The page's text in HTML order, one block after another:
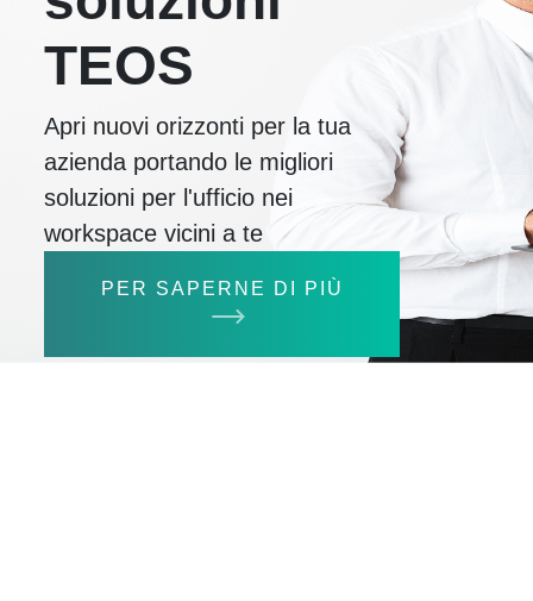
TEOS
Apri nuovi orizzonti per la tua
azienda portando le migliori
soluzioni per l'ufficio nei
workspace vicini a te
PER SAPERNE DI PIÙ